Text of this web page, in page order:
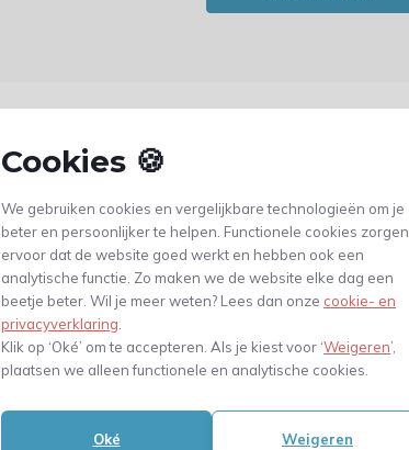
Cookies 🍪
We gebruiken cookies en vergelijkbare technologieën om je
beter en persoonlijker te helpen. Functionele cookies zorgen
ervoor dat de website goed werkt en hebben ook een
analytische functie. Zo maken we de website elke dag een
beetje beter. Wil je meer weten? Lees dan onze cookie- en
privacyverklaring
Klik op ‘Oké’ om te accepteren. Als je kiest voor ‘Weigeren’,
plaatsen we alleen functionele en analytische cookies.
Oké Weigeren